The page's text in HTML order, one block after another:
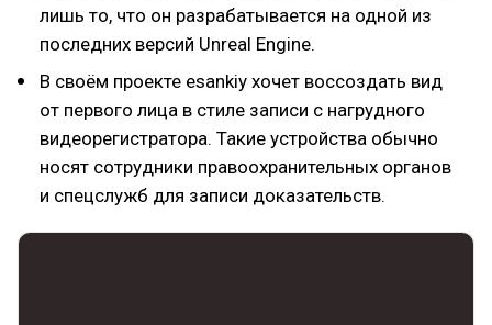
лишь то, что он разрабатывается на одной из
последних версий Unreal Engine.
В своём проекте esankiy хочет воссоздать вид
от первого лица в стиле записи с нагрудного
видеорегистратора. Такие устройства обычно
носят сотрудники правоохранительных органов
и спецслужб для записи доказательств.